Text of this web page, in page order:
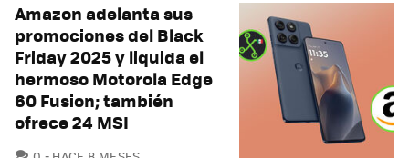
Amazon adelanta sus
promociones del Black
Friday 2025 y liquida el
hermoso Motorola Edge
60 Fusion; también
ofrece 24 MSI
COMENTARIOS